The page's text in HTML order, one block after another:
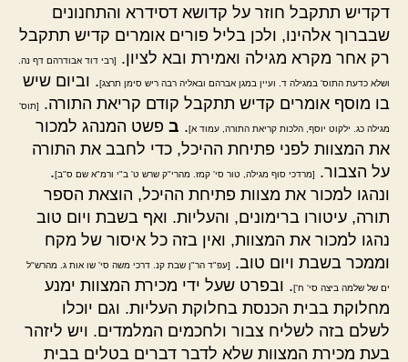
דקדיש תתקבל חוזר על קדושא דסידרא והתחנונים
שבברוך אלהינו, ולכן בליל פורים אומרים קדיש תתקבל
רק אחר מקרא מגילה ואמירת ובא לציון.
[רבי דוד אבודרהם דף נה.
ושלא כדעת התוס' במגילה ד. ועיין במגן אברהם ובאליה רבה ריש סימן תרצג]. וביום שיש
בו מוסף אומרים קדיש תתקבל קודם קריאת התורה.
[תוס'
מגילה כג. ילקוט יוסף, הלכות קריאת התורה, עמוד א]. ב פשט המנהג למכור
את המצוות לפני פתיחת ההיכל, כדי לחבב את התורה
על הצבור.
[מרדכי סוף מגילה, טור סי' קמז. מהרי"ק שרש ט' ב"י ורמ"א שם ס"ב].
ונהגו למכור את מצוות פתיחת ההיכל, הוצאת הספר
תורה, עיטורו ברימונים, והעליות. ואף בשבת ויום טוב
נהגו למכור את המצוות, ואין בזה כל איסור של מקח
וממכר בשבת ויום טוב.
[עפ"ד הר"ן שבת קנ. דרכי משה סי' שו אות ג. מהרש"ל
ים של שלמה ביצה סי' ח']. ובפרט שעל ידי מכירת המצוות ימנע
מחלוקת בבית הכנסת בחלוקת העליות. וגם יוכלו
לשלם בזה לשליח צבור ולחכמים המלמדים. ויש ליזהר
בעת מכירת המצוות שלא לדבר דברים בטלים בבית